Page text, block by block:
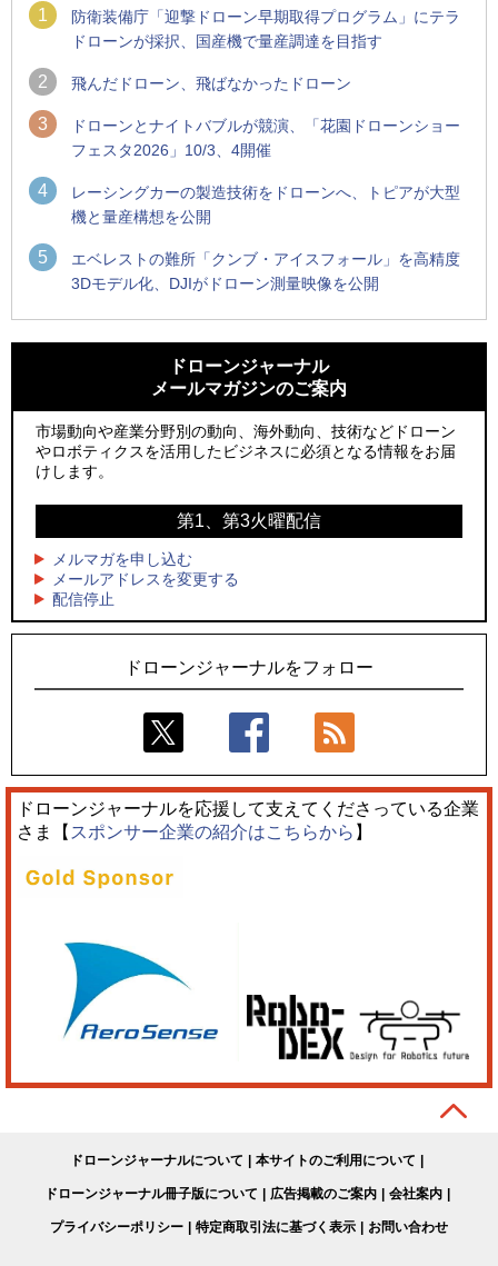
1
防衛装備庁「迎撃ドローン早期取得プログラム」にテラ
ドローンが採択、国産機で量産調達を目指す
2 飛んだドローン、飛ばなかったドローン
3
ドローンとナイトバブルが競演、「花園ドローンショー
フェスタ2026」10/3、4開催
4
レーシングカーの製造技術をドローンへ、トピアが大型
機と量産構想を公開
5
エベレストの難所「クンブ・アイスフォール」を高精度
3Dモデル化、DJIがドローン測量映像を公開
ン」とドローンショーによる新演出を実施
防衛装備庁「迎撃ドローン早期取得プログラム」にテラドロ
ーンが採択、国産機で量産調達を目指す
レッドクリフ、足利花火大会で映画『スパイダーマン』や
ドローンとナイトバブルが競演、「花園ドローンショーフェ
スタ2026」10/3、4開催
飛んだドローン、飛ばなかったドローン
ン」とドローンショーによる新演出を実施
国産AUVを社会実装へ、スタートアップ「BlueArch株式会
社」設立
防衛装備庁「迎撃ドローン早期取得プログラム」にテラドロ
サザンビーチちがさき花火大会で「復活の花火」打ち上げ、
キリンビールがライブ中継と連動した支援企画
ロボデックス、2時間超の飛行を目指す新型水素燃料電池ドロ
ーンを公開
ドローンジャーナル
メールマガジンのご案内
市場動向や産業分野別の動向、海外動向、技術などドローン
やロボティクスを活用したビジネスに必須となる情報をお届
けします。
第1、第3火曜配信
メルマガを申し込む
メールアドレスを変更する
配信停止
ドローンジャーナルをフォロー
ドローンジャーナルを応援して支えてくださっている企業
さま【 スポンサー企業の紹介はこちらから 】
ドローンジャーナルについて 本サイトのご利用について
ドローンジャーナル冊子版について 広告掲載のご案内 会社案内
プライバシーポリシー 特定商取引法に基づく表示 お問い合わせ